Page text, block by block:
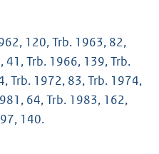
120, Trb. 1963, 82,
41, Trb. 1966, 139, Trb.
Trb. 1972, 83, Trb. 1974,
64, Trb. 1983, 162,
140.